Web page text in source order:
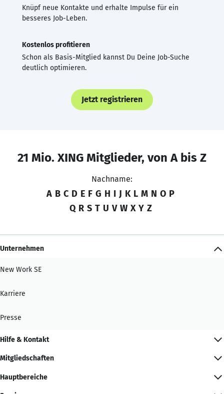
Knüpf neue Kontakte und erhalte Impulse für ein
besseres Job-Leben.
Kostenlos profitieren
Schon als Basis-Mitglied kannst Du Deine Job-Suche
deutlich optimieren.
Jetzt registrieren
21 Mio. XING Mitglieder, von A bis Z
Nachname:
A B C D E F G H I J K L M N O P
Q R S T U V W X Y Z
Unternehmen
New Work SE
Karriere
Presse
Hilfe & Kontakt
Mitgliedschaften
Hauptbereiche